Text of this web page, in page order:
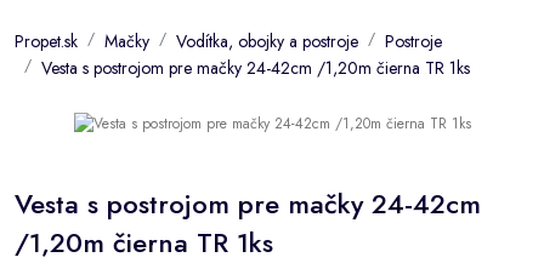
Propet.sk Mačky Vodítka, obojky a postroje
Postroje
Vesta s postrojom pre mačky 24-42cm /1,20m čierna TR 1ks
Vesta s postrojom pre mačky 24-42cm
/1,20m čierna TR 1ks